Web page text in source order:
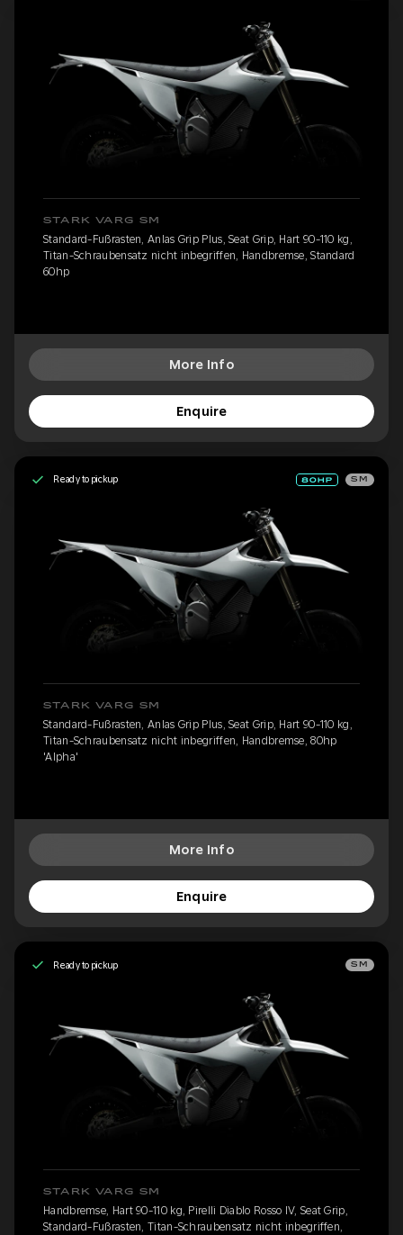
STARK VARG SM
Standard-Fußrasten, Anlas Grip Plus, Seat Grip, Hart 90-110 kg,
Titan-Schraubensatz nicht inbegriffen, Handbremse, Standard
60hp
More Info
Enquire
Ready to pickup SM
STARK VARG SM
Standard-Fußrasten, Anlas Grip Plus, Seat Grip, Hart 90-110 kg,
Titan-Schraubensatz nicht inbegriffen, Handbremse, 80hp
'Alpha'
More Info
Enquire
Ready to pickup SM
STARK VARG SM
Handbremse, Hart 90-110 kg, Pirelli Diablo Rosso IV, Seat Grip,
Standard-Fußrasten, Titan-Schraubensatz nicht inbegriffen,